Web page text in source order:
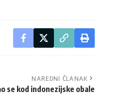
NAREDNI ČLANAK
se kod indonezijske obale